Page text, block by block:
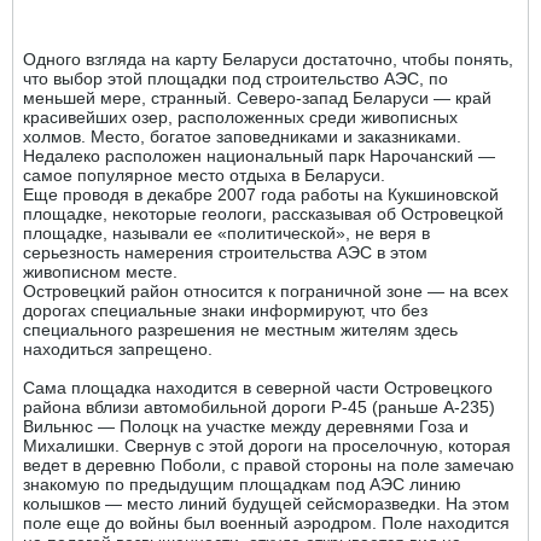
Одного взгляда на карту Беларуси достаточно, чтобы понять,
что выбор этой площадки под строительство АЭС, по
меньшей мере, странный. Северо-запад Беларуси — край
красивейших озер, расположенных среди живописных
холмов. Место, богатое заповедниками и заказниками.
Недалеко расположен национальный парк Нарочанский —
самое популярное место отдыха в Беларуси.
Еще проводя в декабре 2007 года работы на Кукшиновской
площадке, некоторые геологи, рассказывая об Островецкой
площадке, называли ее «политической», не веря в
серьезность намерения строительства АЭС в этом
живописном месте.
Островецкий район относится к пограничной зоне — на всех
дорогах специальные знаки информируют, что без
специального разрешения не местным жителям здесь
находиться запрещено.
Сама площадка находится в северной части Островецкого
района вблизи автомобильной дороги Р-45 (раньше А-235)
Вильнюс — Полоцк на участке между деревнями Гоза и
Михалишки. Свернув с этой дороги на проселочную, которая
ведет в деревню Поболи, с правой стороны на поле замечаю
знакомую по предыдущим площадкам под АЭС линию
колышков — место линий будущей сейсморазведки. На этом
поле еще до войны был военный аэродром. Поле находится